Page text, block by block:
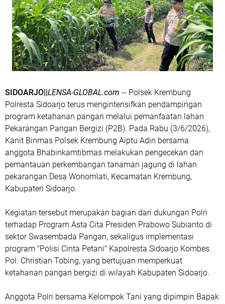
SIDOARJO||LENSA-GLOBAL.com -- Polsek Krembung
Polresta Sidoarjo terus mengintensifkan pendampingan
program ketahanan pangan melalui pemanfaatan lahan
Pekarangan Pangan Bergizi (P2B). Pada Rabu (3/6/2026),
Kanit Binmas Polsek Krembung Aiptu Adin bersama
anggota Bhabinkamtibmas melakukan pengecekan dan
pemantauan perkembangan tanaman jagung di lahan
pekarangan Desa Wonomlati, Kecamatan Krembung,
Kabupaten Sidoarjo.
Kegiatan tersebut merupakan bagian dari dukungan Polri
terhadap Program Asta Cita Presiden Prabowo Subianto di
sektor Swasembada Pangan, sekaligus implementasi
program "Polisi Cinta Petani" Kapolresta Sidoarjo Kombes.
Pol. Christian Tobing, yang bertujuan memperkuat
ketahanan pangan bergizi di wilayah Kabupaten Sidoarjo.
Anggota Polri bersama Kelompok Tani yang dipimpin Bapak